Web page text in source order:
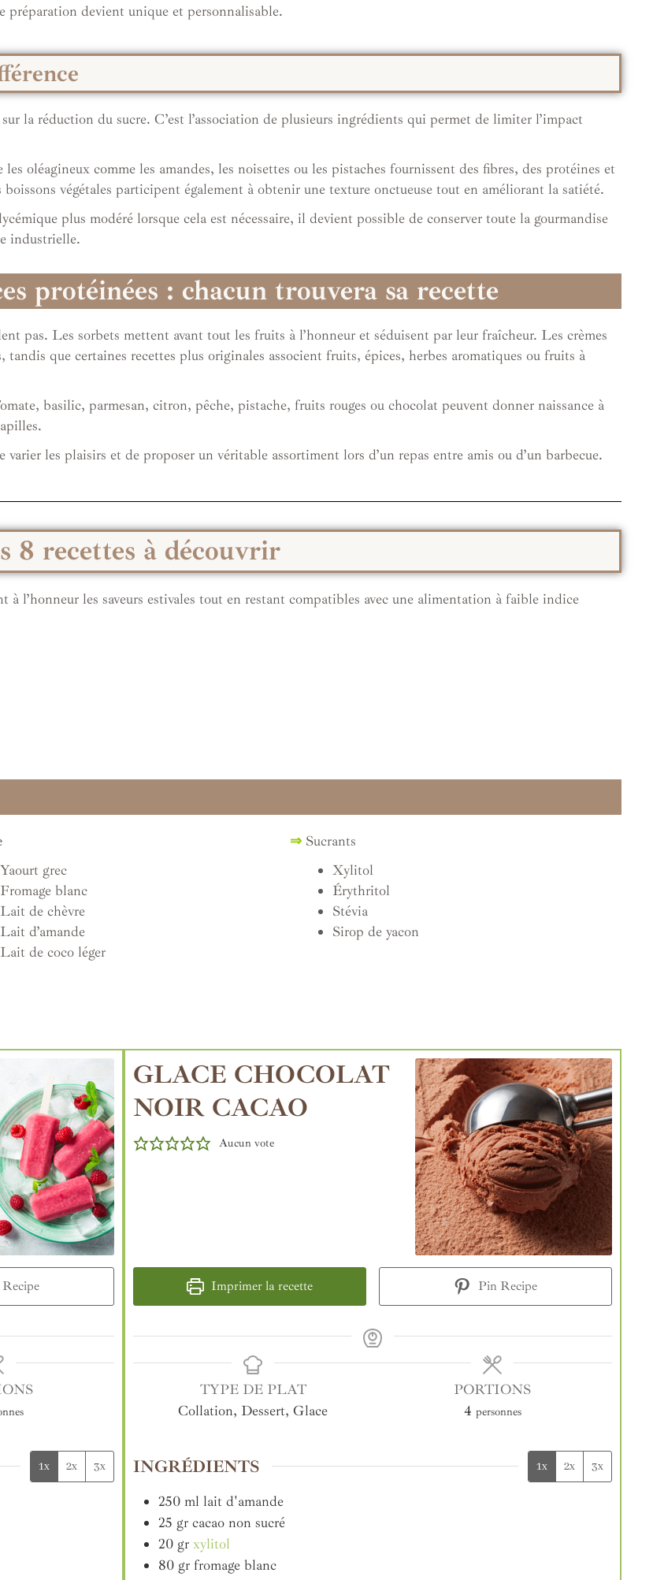
préparation devient unique et personnalisable.
la réduction du sucre. C’est l’association de plusieurs ingrédients qui permet de limiter l’impact
oléagineux comme les amandes, les noisettes ou les pistaches fournissent des fibres, des protéines et
végétales participent également à obtenir une texture onctueuse tout en améliorant la satiété.
plus modéré lorsque cela est nécessaire, il devient possible de conserver toute la gourmandise
industrielle.
protéinées : chacun trouvera sa recette
pas. Les sorbets mettent avant tout les fruits à l’honneur et séduisent par leur fraîcheur. Les crèmes
tandis que certaines recettes plus originales associent fruits, épices, herbes aromatiques ou fruits à
basilic, parmesan, citron, pêche, pistache, fruits rouges ou chocolat peuvent donner naissance à
les plaisirs et de proposer un véritable assortiment lors d’un repas entre amis ou d’un barbecue.
8 recettes à découvrir
l’honneur les saveurs estivales tout en restant compatibles avec une alimentation à faible indice
Yaourt grec
Fromage blanc
Lait de chèvre
Lait d’amande
Lait de coco léger
⇒ Sucrants
Xylitol
Érythritol
Stévia
Sirop de yacon
1x 2x 3x
GLACE CHOCOLAT
NOIR CACAO
Aucun vote
Imprimer la recette Pin Recipe
TYPE DE PLAT
Collation, Dessert, Glace
PORTIONS
4 personnes
INGRÉDIENTS 1x 2x 3x
250 ml lait d'amande
25 gr cacao non sucré
20 gr xylitol
80 gr fromage blanc